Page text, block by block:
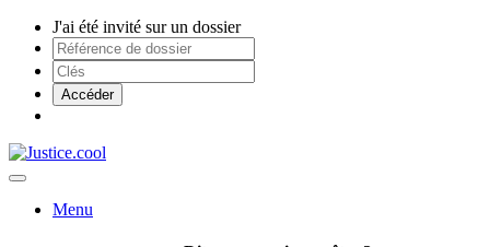
J'ai été invité sur un dossier
Menu